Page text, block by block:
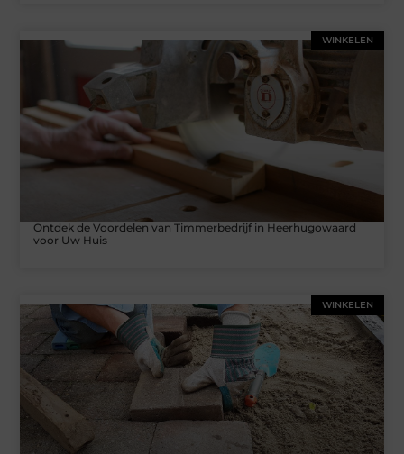
WINKELEN
Ontdek de Voordelen van Timmerbedrijf in Heerhugowaard
voor Uw Huis
WINKELEN